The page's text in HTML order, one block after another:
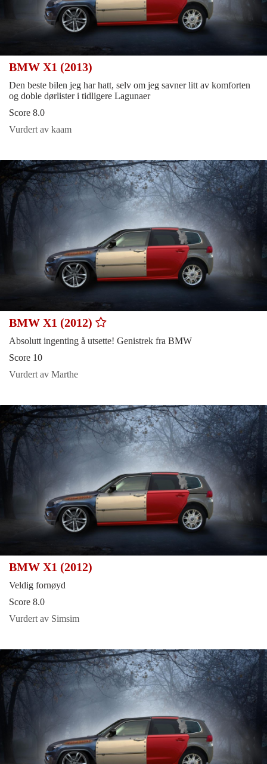
BMW X1 (2013)
Den beste bilen jeg har hatt, selv om jeg savner litt av komforten
og doble dørlister i tidligere Lagunaer
Score 8.0
Vurdert av kaam
BMW X1 (2012)
Absolutt ingenting å utsette! Genistrek fra BMW
Score 10
Vurdert av Marthe
BMW X1 (2012)
Veldig fornøyd
Score 8.0
Vurdert av Simsim